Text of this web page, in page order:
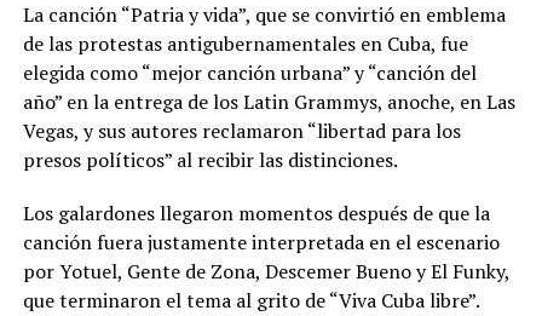
La canción “Patria y vida”, que se convirtió en emblema
de las protestas antigubernamentales en Cuba, fue
elegida como “mejor canción urbana” y “canción del
año” en la entrega de los Latin Grammys, anoche, en Las
Vegas, y sus autores reclamaron “libertad para los
presos políticos” al recibir las distinciones.
Los galardones llegaron momentos después de que la
canción fuera justamente interpretada en el escenario
por Yotuel, Gente de Zona, Descemer Bueno y El Funky,
que terminaron el tema al grito de “Viva Cuba libre”.